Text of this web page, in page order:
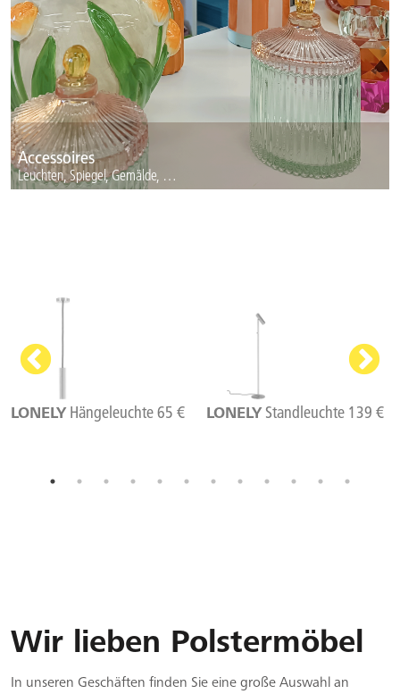
Accessoires
Leuchten, Spiegel, Gemälde, …
LONELYHängeleuchte 65 € LONELYStandleuchte 139 €
Wir lieben Polstermöbel
In unseren Geschäften finden Sie eine große Auswahl an